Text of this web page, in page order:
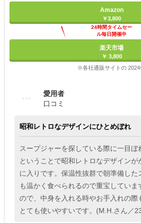
Amazon
￥3,800
24時間タイムセー
ル毎日開催中
楽天市場
￥ 3,800
※各社通販サイトの
愛用者
口コミ
昭和レトロなデザインにひとめぼれ
スープジャーを探している際に一目ぼ
ということで昭和レトロなデザイン
に入りです。保温性抜群で朝準備した
も温かく食べられるので重宝していま
ので、中身を入れる時やお手入れの際
とても使いやすいです。(M.H.さん／